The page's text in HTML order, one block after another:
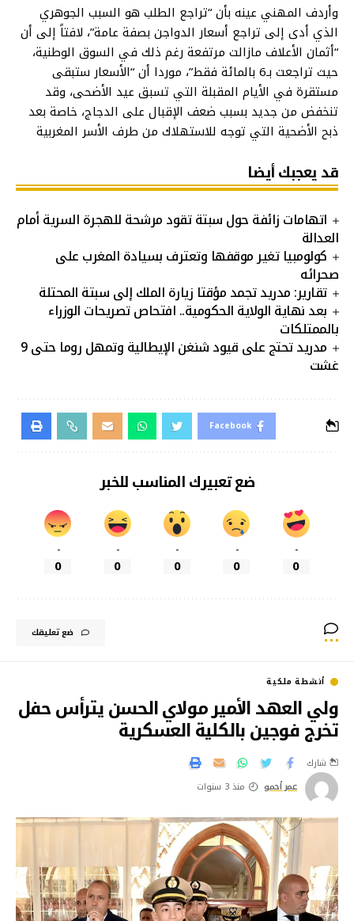
وأردف المهني عينه بأن “تراجع الطلب هو السبب الجوهري
الذي أدى إلى تراجع أسعار الدواجن بصفة عامة”، لافتاً إلى أن
“أثمان الأعلاف مازالت مرتفعة رغم ذلك في السوق الوطنية،
حيث تراجعت بـ6 بالمائة فقط”، موردا أن “الأسعار ستبقى
مستقرة في الأيام المقبلة التي تسبق عيد الأضحى، وقد
تنخفض من جديد بسبب ضعف الإقبال على الدجاج، خاصة بعد
ذبح الأضحية التي توجه للاستهلاك من طرف الأسر المغربية
قد يعجبك أيضا
اتهامات زائفة حول سبتة تقود مرشحة للهجرة السرية أمام
العدالة
كولومبيا تغير موقفها وتعترف بسيادة المغرب على
صحرائه
تقارير: مدريد تجمد مؤقتا زيارة الملك إلى سبتة المحتلة
بعد نهاية الولاية الحكومية.. افتحاص تصريحات الوزراء
بالممتلكات
مدريد تحتج على قيود شنغن الإيطالية وتمهل روما حتى 9
غشت
Facebook
ضع تعبيرك المناسب للخبر
-
0
-
0
-
0
-
0
-
0
ضع تعليقك
أنشطة ملكية
ولي العهد الأمير مولاي الحسن يترأس حفل
تخرج فوجين بالكلية العسكرية
عمر أحمو منذ 3 سنوات
شارك